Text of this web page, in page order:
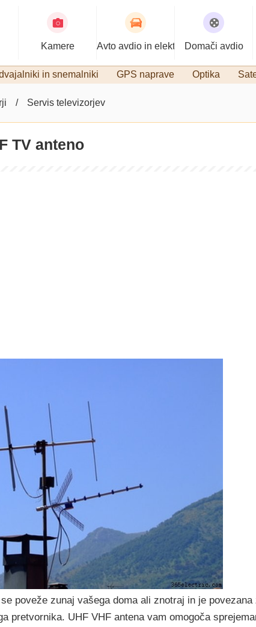
Kamere Avto avdio in elektronikaDomači avdio
in snemalniki GPS naprave Optika
Servis televizorjev
TV anteno
poveže zunaj vašega doma ali znotraj in je povezana
pretvornika. UHF VHF antena vam omogoča